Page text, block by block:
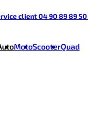
client 04 90 89 89 50
MotoScooterQuad